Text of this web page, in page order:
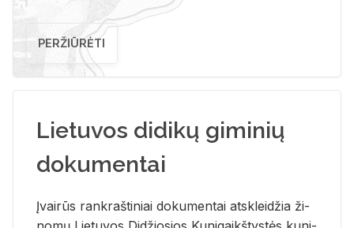
PERŽIŪRĖTI
Lietuvos didikų giminių
dokumentai
Įvai­rūs rank­raš­ti­niai do­ku­men­tai at­sklei­džia ži­